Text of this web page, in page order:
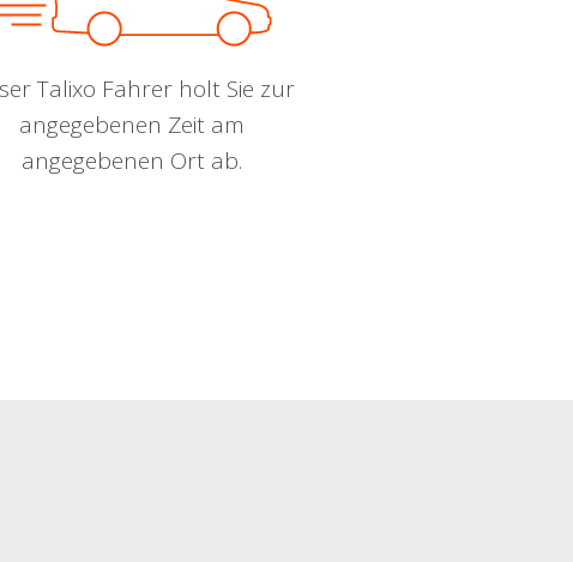
Talixo Fahrer holt Sie zur
angegebenen Zeit am
angegebenen Ort ab.